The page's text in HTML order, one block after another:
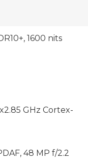
1600 nits
GHz Cortex-
48 MP f/2.2